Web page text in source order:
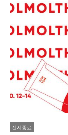
전시종료